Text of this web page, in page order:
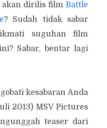
akan dirilis film Battle
? Sudah tidak sabar
suguhan film
Sabar, bentar lagi
kesabaran Anda
2013) MSV Pictures
teaser dari